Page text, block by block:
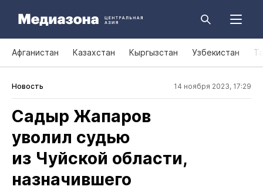
Афганистан Казахстан Кыргызстан Узбекистан
Новость 14 ноября 2023, 17:29
Садыр Жапаров
уволил судью
из Чуйской области,
назначившего